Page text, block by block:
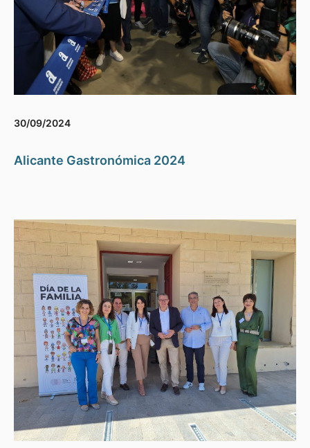
30/09/2024
Alicante Gastronómica 2024